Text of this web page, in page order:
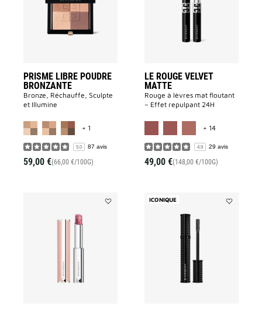
PRISME LIBRE POUDRE
BRONZANTE
Bronze, Réchauffe, Sculpte
et Illumine
+ 1
MORE COLOR AVAILABLE
5.0 87 avis
59,00 €(66,00 €/100G)
LE ROUGE VELVET
MATTE
Rouge à lèvres mat floutant
– Effet repulpant 24H
+ 14
4.9 29 avis
49,00 €(148,00 €/100G)
ICONIQUE